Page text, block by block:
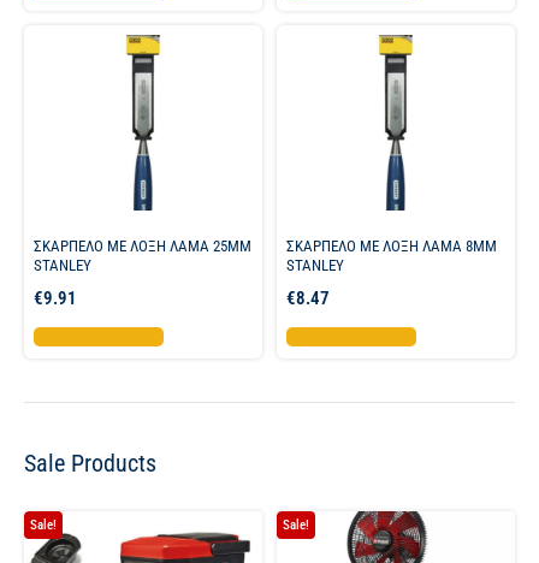
ΣΚΑΡΠΕΛΟ ΜΕ ΛΟΞΗ ΛΑΜΑ 25MM
STANLEY
€9.91
Προσθήκη στο καλάθι
ΣΚΑΡΠΕΛΟ ΜΕ ΛΟΞΗ ΛΑΜΑ 8MM
STANLEY
€8.47
Προσθήκη στο καλάθι
Sale Products
Sale! Sale!